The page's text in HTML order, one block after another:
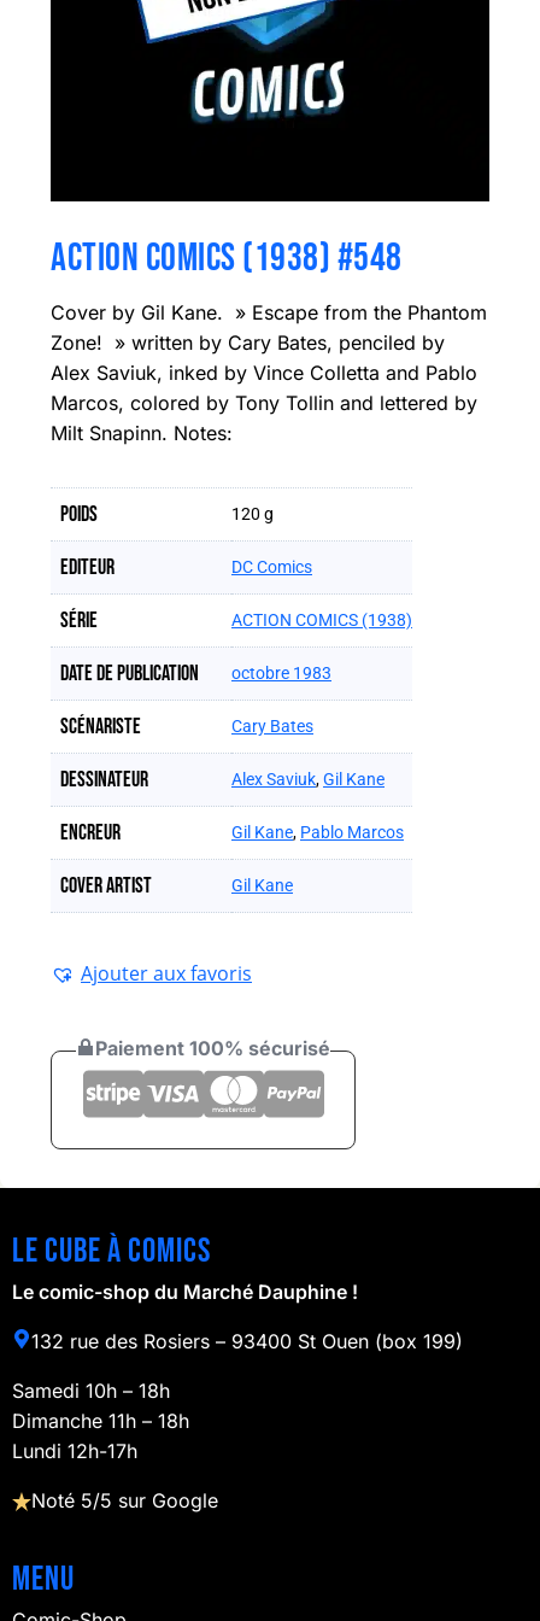
ACTION COMICS (1938) #548
Cover by Gil Kane. » Escape from the Phantom
Zone! » written by Cary Bates, penciled by
Alex Saviuk, inked by Vince Colletta and Pablo
Marcos, colored by Tony Tollin and lettered by
Milt Snapinn. Notes:
Poids 120 g
Editeur DC Comics
Série ACTION COMICS (1938)
Date de publication octobre 1983
Scénariste Cary Bates
Dessinateur Alex Saviuk,Gil Kane
Encreur Gil Kane, Pablo Marcos
Cover artist Gil Kane
Ajouter aux favoris
Paiement 100% sécurisé
Le cube à comics
Le comic-shop du Marché Dauphine !
132 rue des Rosiers – 93400 St Ouen (box 199)
Samedi 10h – 18h
Dimanche 11h – 18h
Lundi 12h-17h
Noté 5/5 sur Google
Menu